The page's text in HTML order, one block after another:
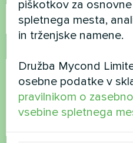
piškotkov za
spletnega mesta,
in trženjske namene.
Družba Mycond
osebne podatke v
pravilnikom o
vsebine spletnega